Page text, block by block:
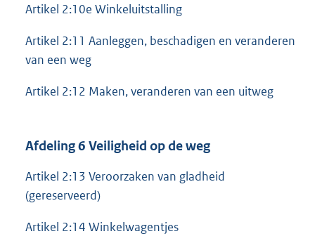
Artikel 2:10e Winkeluitstalling
Artikel 2:11 Aanleggen, beschadigen en veranderen
van een weg
Artikel 2:12 Maken, veranderen van een uitweg
Afdeling 6 Veiligheid op de weg
Artikel 2:13 Veroorzaken van gladheid
(gereserveerd)
Artikel 2:14 Winkelwagentjes